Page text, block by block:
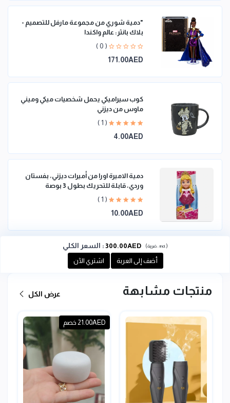
"دمية شوري من مجموعة مارفل للتصميم -
بلاك بانثر: عالم واكندا
( 0 )
171.00AED
كوب سيراميكي يحمل شخصيات ميكي وميني
ماوس من ديزني
( 1 )
4.00AED
دمية الاميرة اورا من أميرات ديزني، بفستان
وردي، قابلة للتحريك بطول 3 بوصة
( 1 )
10.00AED
السعر الكلي : 300.00AED ( ضريبة : incl. )
اشتري الآن أضف إلى العربة
منتجات مشابهة عرض الكل
21.00AED خصم